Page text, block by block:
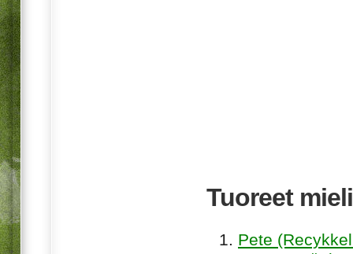
Tuoreet
Pete